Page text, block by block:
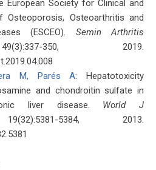
Society for Clinical and
Osteoporosis, Osteoarthritis and
(ESCEO). Semin Arthritis
350, 2019.
M, Parés A: Hepatotoxicity
and chondroitin sulfate in
liver disease. World J
5384, 2013.